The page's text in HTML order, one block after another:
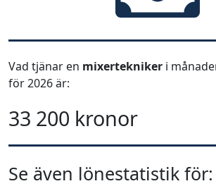
Vad tjänar en mixertekniker i
för 2026 är:
33 200 kronor
Se även lönestatistik för: